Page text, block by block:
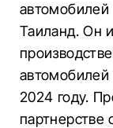
автомобилей
Таиланд. Он
2024 году.